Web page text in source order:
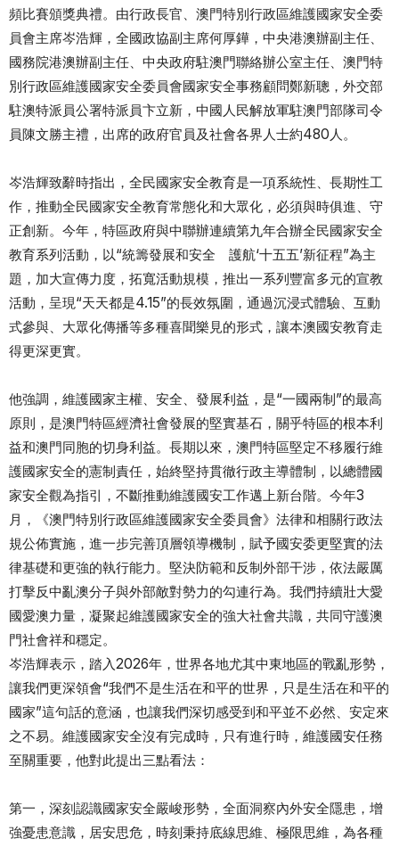
頻比賽頒獎典禮。由行政長官、澳門特別行政區維護國家安全委
員會主席岑浩輝，全國政協副主席何厚鏵，中央港澳辦副主任、
國務院港澳辦副主任、中央政府駐澳門聯絡辦公室主任、澳門特
別行政區維護國家安全委員會國家安全事務顧問鄭新聰，外交部
駐澳特派員公署特派員卞立新，中國人民解放軍駐澳門部隊司令
員陳文勝主禮，出席的政府官員及社會各界人士約480人。
岑浩輝致辭時指出，全民國家安全教育是一項系統性、長期性工
作，推動全民國家安全教育常態化和大眾化，必須與時俱進、守
正創新。今年，特區政府與中聯辦連續第九年合辦全民國家安全
教育系列活動，以“統籌發展和安全 護航‘十五五’新征程”為主
題，加大宣傳力度，拓寬活動規模，推出一系列豐富多元的宣教
活動，呈現“天天都是4.15”的長效氛圍，通過沉浸式體驗、互動
式參與、大眾化傳播等多種喜聞樂見的形式，讓本澳國安教育走
得更深更實。
他強調，維護國家主權、安全、發展利益，是“一國兩制”的最高
原則，是澳門特區經濟社會發展的堅實基石，關乎特區的根本利
益和澳門同胞的切身利益。長期以來，澳門特區堅定不移履行維
護國家安全的憲制責任，始終堅持貫徹行政主導體制，以總體國
家安全觀為指引，不斷推動維護國安工作邁上新台階。今年3
月，《澳門特別行政區維護國家安全委員會》法律和相關行政法
規公佈實施，進一步完善頂層領導機制，賦予國安委更堅實的法
律基礎和更強的執行能力。堅決防範和反制外部干涉，依法嚴厲
打擊反中亂澳分子與外部敵對勢力的勾連行為。我們持續壯大愛
國愛澳力量，凝聚起維護國家安全的強大社會共識，共同守護澳
門社會祥和穩定。
岑浩輝表示，踏入2026年，世界各地尤其中東地區的戰亂形勢，
讓我們更深領會“我們不是生活在和平的世界，只是生活在和平的
國家”這句話的意涵，也讓我們深切感受到和平並不必然、安定來
之不易。維護國家安全沒有完成時，只有進行時，維護國安任務
至關重要，他對此提出三點看法：
第一，深刻認識國家安全嚴峻形勢，全面洞察內外安全隱患，增
強憂患意識，居安思危，時刻秉持底線思維、極限思維，為各種